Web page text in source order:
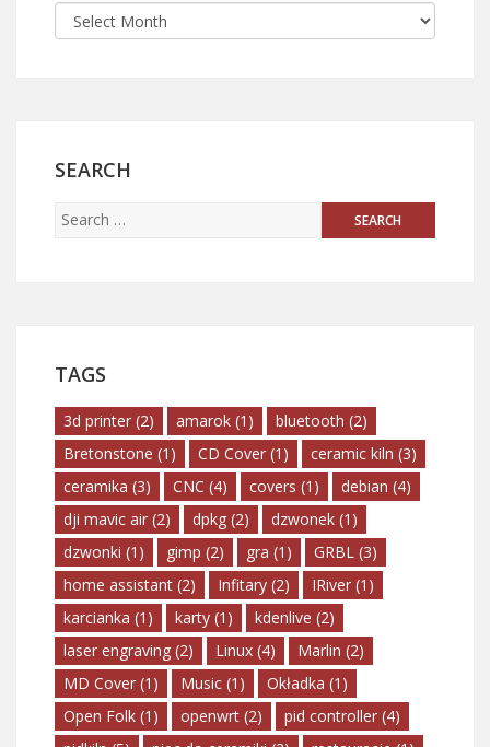
SEARCH
TAGS
3d printer (2) amarok (1) bluetooth (2)
Bretonstone (1) CD Cover (1) ceramic kiln (3)
ceramika (3) CNC (4) covers (1) debian (4)
dji mavic air (2) dpkg (2) dzwonek (1)
dzwonki (1) gimp (2) gra (1) GRBL (3)
home assistant (2) Infitary (2) IRiver (1)
karcianka (1) karty (1) kdenlive (2)
laser engraving (2) Linux (4) Marlin (2)
MD Cover (1) Music (1) Okładka (1)
Open Folk (1) openwrt (2) pid controller (4)